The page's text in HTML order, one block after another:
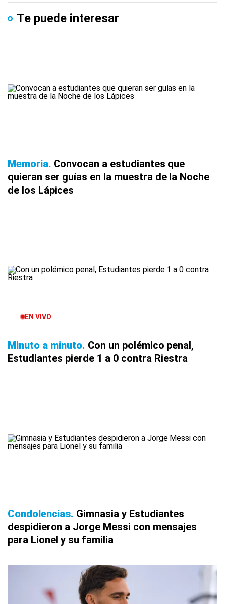
Te puede interesar
Memoria Convocan a estudiantes que
quieran ser guías en la muestra de la Noche
de los Lápices
EN VIVO
Minuto a minuto Con un polémico penal,
Estudiantes pierde 1 a 0 contra Riestra
Condolencias Gimnasia y Estudiantes
despidieron a Jorge Messi con mensajes
para Lionel y su familia